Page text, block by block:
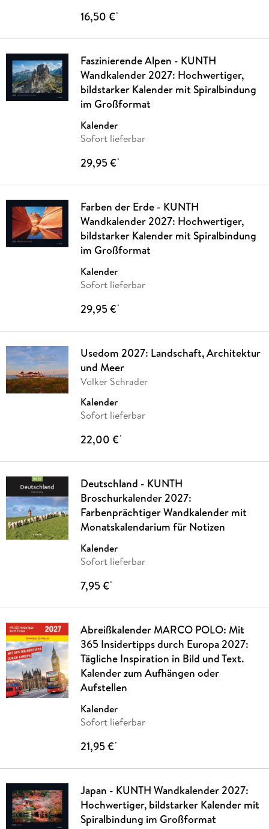
16,50 €*
Faszinierende Alpen - KUNTH
Wandkalender 2027: Hochwertiger,
bildstarker Kalender mit Spiralbindung
im Großformat
Kalender
Sofort lieferbar
29,95 €*
Farben der Erde - KUNTH
Wandkalender 2027: Hochwertiger,
bildstarker Kalender mit Spiralbindung
im Großformat
Kalender
Sofort lieferbar
29,95 €*
Usedom 2027: Landschaft, Architektur
und Meer
Volker Schrader
Kalender
Sofort lieferbar
22,00 €*
Deutschland - KUNTH
Broschurkalender 2027:
Farbenprächtiger Wandkalender mit
Monatskalendarium für Notizen
Kalender
Sofort lieferbar
7,95 €*
Abreißkalender MARCO POLO: Mit
365 Insidertipps durch Europa 2027:
Tägliche Inspiration in Bild und Text.
Kalender zum Aufhängen oder
Aufstellen
Kalender
Sofort lieferbar
21,95 €*
Japan - KUNTH Wandkalender 2027:
Hochwertiger, bildstarker Kalender mit
Spiralbindung im Großformat